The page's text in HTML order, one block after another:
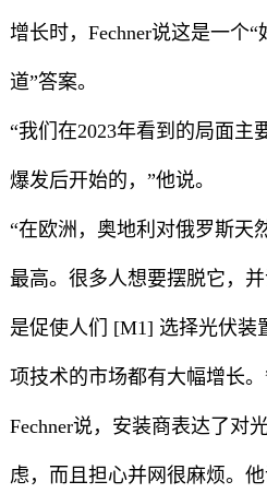
增长时，Fechner说这是一个“
道”答案。
“我们在2023年看到的局面主
爆发后开始的，”他说。
“在欧洲，奥地利对俄罗斯天
最高。很多人想要摆脱它，
是促使人们 [M1] 选择光伏装
项技术的市场都有大幅增长。
Fechner说，安装商表达了对
虑，而且担心并网很麻烦。